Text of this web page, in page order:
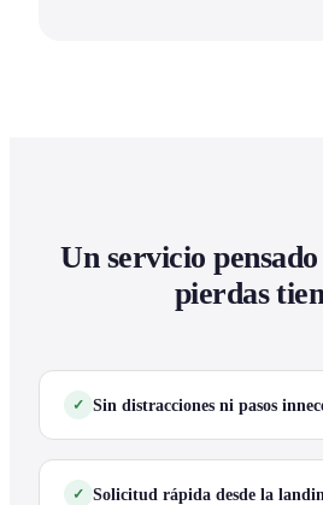
Un servicio
pierdas
Sin distracciones ni pasos
Solicitud rápida desde la